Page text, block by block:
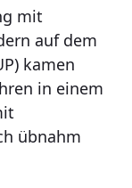
mit
auf dem
kamen
in einem
übnahm